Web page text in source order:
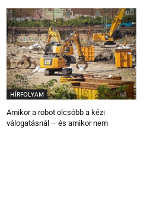
HÍRFOLYAM
Amikor a robot olcsóbb a kézi
válogatásnál – és amikor nem